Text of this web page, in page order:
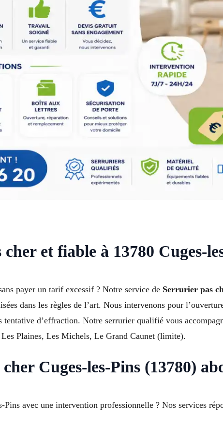
et fiable à 13780 Cuges-
payer un tarif excessif ? Notre service de Serrurier pas
dans les règles de l’art. Nous intervenons pour
tentative d’effraction. Notre serrurier qualifié vous
Plaines, Les Michels, Le Grand Caunet (limite).
Cuges-les-Pins (13780)
avec une intervention professionnelle ? Nos services